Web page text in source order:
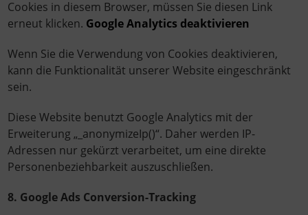
Cookies in diesem Browser, müssen Sie diesen Link
erneut klicken. Google Analytics deaktivieren
Wenn Sie die Verwendung von Cookies deaktivieren,
kann die Funktionalität unserer Website eingeschränkt
sein.
Diese Website benutzt Google Analytics mit der
Erweiterung „_anonymizeIp()“. Daher werden IP-
Adressen nur gekürzt verarbeitet, um eine direkte
Personenbeziehbarkeit auszuschließen.
8. Google Ads Conversion-Tracking